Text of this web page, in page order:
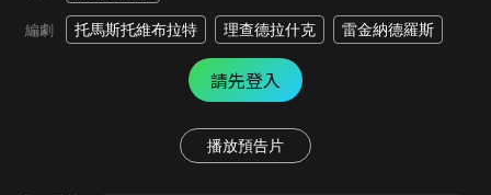
編劇 托馬斯托維布拉特 理查德拉什克 雷金納德羅斯
請先登入
播放預告片